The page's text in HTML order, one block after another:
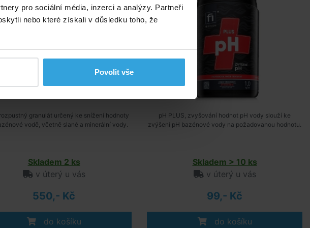
pro sociální média, inzerci a analýzy. Partneři
nebo které získali v důsledku toho, že
Povolit vše
granulát určený ke snížení hodnoty
vodě, včetně slané a minerální vody.
Skladem 2 ks
v úterý u vás
550,- Kč
do košíku
pH PLUS, zvyšování hodnot pH vody slouží ke
zvýšení pH bazénové vody na požadovanou hodnotu.
Skladem > 10 ks
v úterý u vás
99,- Kč
do košíku